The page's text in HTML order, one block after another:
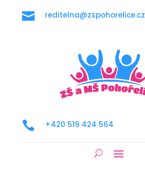
 reditelna@zspohorelice.cz
 +420 519 424 564